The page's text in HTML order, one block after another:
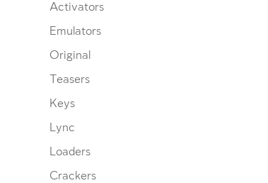
Activators
Emulators
Original
Teasers
Keys
Lync
Loaders
Crackers